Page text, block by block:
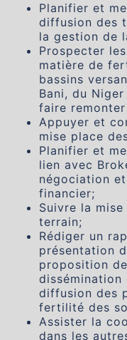
Planifier et
diffusion des
la gestion de
Prospecter
matière de
bassins
Bani, du
faire
Appuyer et
mise place
Planifier et
lien avec
négociation
financier;
Suivre la
terrain;
Rédiger un
présentation
proposition
dissémination
diffusion des
fertilité des
Assister la
dans les